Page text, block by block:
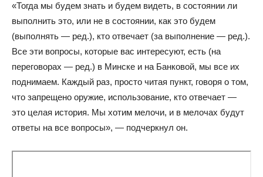
«Тогда мы будем знать и будем видеть, в состоянии ли
выполнить это, или не в состоянии, как это будем
(выполнять — ред.), кто отвечает (за выполнение — ред.).
Все эти вопросы, которые вас интересуют, есть (на
переговорах — ред.) в Минске и на Банковой, мы все их
поднимаем. Каждый раз, просто читая пункт, говоря о том,
что запрещено оружие, использование, кто отвечает —
это целая история. Мы хотим мелочи, и в мелочах будут
ответы на все вопросы», — подчеркнул он.